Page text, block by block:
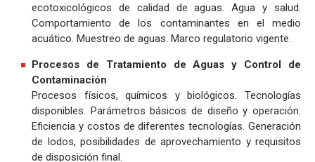
ecotoxicológicos de calidad de aguas. Agua y salud.
Comportamiento de los contaminantes en el medio
acuático. Muestreo de aguas. Marco regulatorio vigente.
Procesos de Tratamiento de Aguas y Control de
Contaminación
Procesos físicos, químicos y biológicos. Tecnologías
disponibles. Parámetros básicos de diseño y operación.
Eficiencia y costos de diferentes tecnologías. Generación
de lodos, posibilidades de aprovechamiento y requisitos
de disposición final.